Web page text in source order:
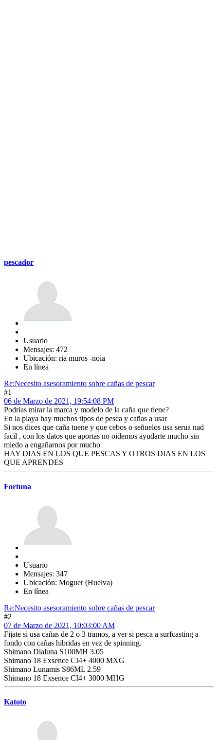
pescador
Usuario
Mensajes: 472
Ubicación: ria muros -noia
En línea
Re:Necesito asesoramiento sobre cañas de pescar
#1
06 de Marzo de 2021, 19:54:08 PM
Podrias mirar la marca y modelo de la caña que tiene?
En la playa hay muchos tipos de pesca y cañas a usar
Si nos dices que caña tuene y que cebos o señuelos usa serua nad
facil , con los datos que aportas no oidemos ayudarte mucho sin
miedo a engañarnos por mucho
HAY DIAS EN LOS QUE PESCAS Y OTROS DIAS EN LOS
QUE APRENDES
Fortuna
Usuario
Mensajes: 347
Ubicación: Moguer (Huelva)
En línea
Re:Necesito asesoramiento sobre cañas de pescar
#2
07 de Marzo de 2021, 10:03:00 AM
Fijate si usa cañas de 2 o 3 tramos, a ver si pesca a surfcasting a
fondo con cañas hibridas en vez de spinning.
Shimano Dialuna S100MH 3.05
Shimano 18 Exsence CI4+ 4000 MXG
Shimano Lunamis S86ML 2.59
Shimano 18 Exsence CI4+ 3000 MHG
Katoto